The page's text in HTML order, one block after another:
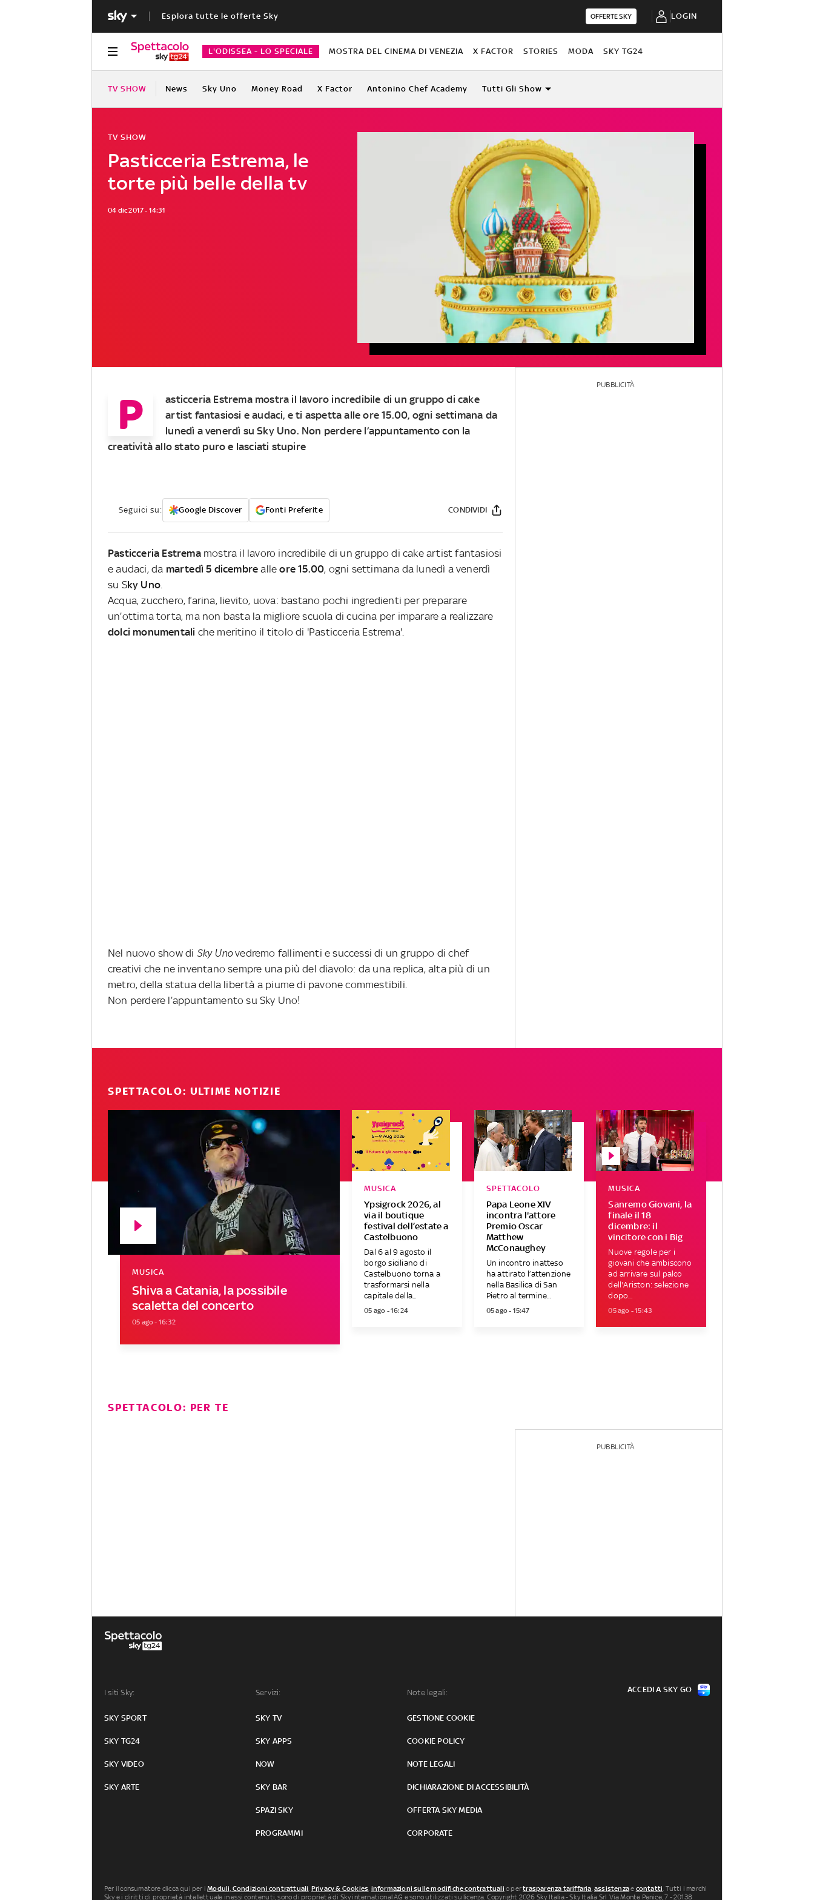
Esplora tutte le offerte Sky OFFERTE SKY LOGIN
L'ODISSEA - LO SPECIALE MOSTRA DEL CINEMA DI VENEZIA X FACTOR STORIES MODA SKY TG24
TV SHOW News Sky Uno Money Road X Factor Antonino Chef Academy Tutti Gli Show
Pasticceria Estrema, le
torte più belle della tv
TV SHOW
04 dic 2017 - 14:31
P asticceria Estremamostra il lavoro incredibile di un gruppo di cake
artist fantasiosi e audaci, e ti aspetta alle ore 15.00, ogni settimana da
lunedì a venerdì su Sky Uno. Non perdere l’appuntamento con la
creatività allo stato puro e lasciati stupire
Seguici su: Google Discover Fonti Preferite CONDIVIDI
Pasticceria Estremamostra il lavoro incredibile di un gruppo di cake artist fantasiosi
e audaci, da martedì 5 dicembre alleore 15.00, ogni settimana da lunedì a venerdì
su Sky Uno
Acqua, zucchero, farina, lievito, uova: bastano pochi ingredienti per preparare
un’ottima torta, ma non basta la migliore scuola di cucina per imparare a realizzare
dolci monumentali che meritino il titolo di 'Pasticceria Estrema'.
Nel nuovo show di Sky Unovedremo fallimenti e successi di un gruppo di chef
creativi che ne inventano sempre una più del diavolo: da una replica, alta più di un
metro, della statua della libertà a piume di pavone commestibili.
Non perdere l’appuntamento su Sky Uno!
PUBBLICITÀ
SPETTACOLO: ULTIME NOTIZIE
Shiva a Catania, la possibile
scaletta del concerto
MUSICA
05 ago - 16:32
Ypsigrock 2026, al
via il boutique
festival dell’estate a
Castelbuono
MUSICA
Dal 6 al 9 agosto il
borgo siciliano di
Castelbuono torna a
trasformarsi nella
capitale della...
05 ago - 16:24
Papa Leone XIV
incontra l'attore
Premio Oscar
Matthew
McConaughey
SPETTACOLO
Un incontro inatteso
ha attirato l’attenzione
nella Basilica di San
Pietro al termine...
05 ago - 15:47
Sanremo Giovani, la
finale il 18
dicembre: il
vincitore con i Big
MUSICA
Nuove regole per i
giovani che ambiscono
ad arrivare sul palco
dell'Ariston: selezione
dopo...
05 ago - 15:43
SPETTACOLO: PER TE
PUBBLICITÀ
I siti Sky:
SKY SPORT
SKY TG24
SKY VIDEO
SKY ARTE
Servizi:
SKY TV
SKY APPS
NOW
SKY BAR
SPAZI SKY
PROGRAMMI
Note legali:
GESTIONE COOKIE
COOKIE POLICY
NOTE LEGALI
DICHIARAZIONE DI ACCESSIBILITÀ
OFFERTA SKY MEDIA
CORPORATE
ACCEDI A SKY GO
Per il consumatore clicca qui per iModuli, Condizioni contrattuali, Privacy & Cookies, informazioni sulle modifiche contrattuali o pertrasparenza tariffaria,assistenzae contatti. Tutti i marchi
Sky e i diritti di proprietà intellettuale in essi contenuti, sono di proprietà di Sky international AG e sono utilizzati su licenza. Copyright 2026 Sky Italia - Sky Italia Srl Via Monte Penice, 7 - 20138